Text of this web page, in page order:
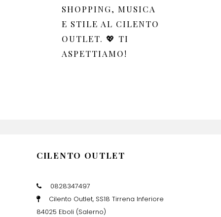
SHOPPING, MUSICA
E STILE AL CILENTO
OUTLET. 💖 TI
ASPETTIAMO!
CILENTO OUTLET
0828347497
Cilento Outlet, SS18 Tirrena Inferiore
84025 Eboli (Salerno)